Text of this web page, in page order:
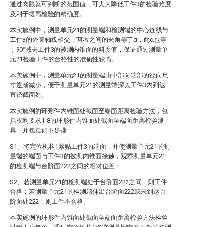
通过肉眼就可判断的范围值，可大大降低工件3的检验难度
及利于提高检验的精确度。
本实施例中，测量单元21的测量端和检测端的中心连线与
工件3的外圆轴线相交，两者之间的夹角等于α，此α也等
于90°减去工件3的被测内锥面的斜度值，保证通过测量单
元21检验工件的合格性的准确性较高。
本实施例中，测量单元21的测量端由中部向端部的径向尺
寸逐渐减小，便于测量单元21的测量端深入工件3内到达
直径截面处。
本实施例的环形件内锥面处截面至端面距离检验方法，包
括权利要求1-8的环形件内锥面处截面至端面距离检验测
具，并包括如下步骤：
S1、将定位机构1紧贴工件3的端面，并使测量单元21的测
量端的端面与工件3的被测内锥面接触，观察测量单元21
的检测端与台阶面222之间的相对位置；
S2、若测量单元21的检测端处于台阶面222之间，则工件
合格；若测量单元21的检测端伸出台阶面222或未到达台
阶面处222，则工件不合格。
本实施例的环形件内锥面处截面至端面距离检验方法检验